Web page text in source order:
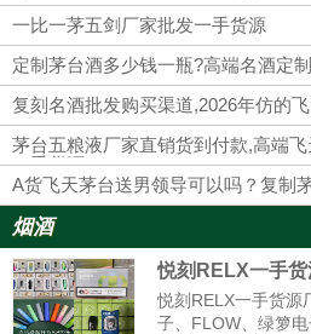
家订购，我们也是
市场最低。
一比一茅五剑厂家批发一手货源
定制茅台酒多少钱一瓶?高端名酒定
复刻名酒批发购买渠道,2026年仿的
茅台五粮液厂家直销货到付款,高端
一手货源
A货飞天茅台送男领导可以吗？复制
烟酒
悦刻RELX一手
雾 各种一次性 烟
悦刻RELX一手货源
子、FLOW、绿箩